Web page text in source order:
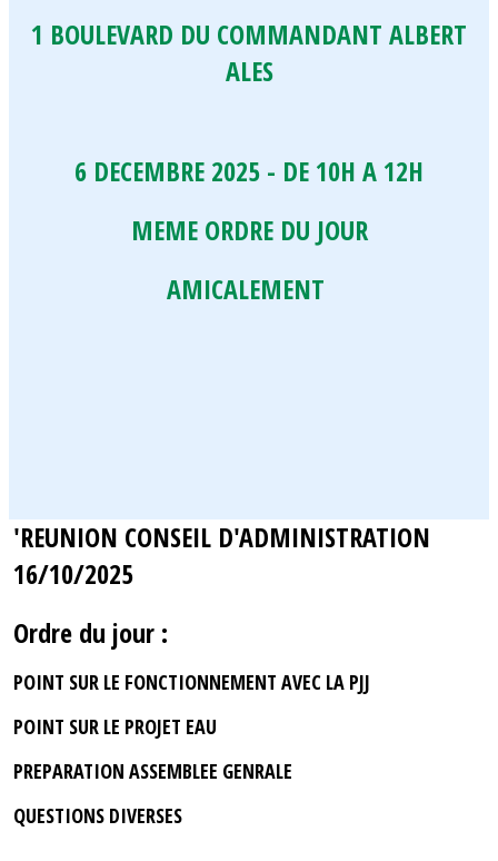
1 BOULEVARD DU COMMANDANT ALBERT
ALES
6 DECEMBRE 2025 - DE 10H A 12H
MEME ORDRE DU JOUR
AMICALEMENT
'REUNION CONSEIL D'ADMINISTRATION
16/10/2025
Ordre du jour :
POINT SUR LE FONCTIONNEMENT AVEC LA PJJ
POINT SUR LE PROJET EAU
PREPARATION ASSEMBLEE GENRALE
QUESTIONS DIVERSES